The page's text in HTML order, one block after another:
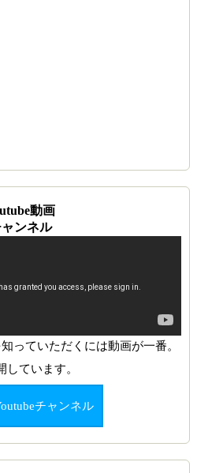
動画
ンネル
っていただくには動画が一番。
しています。
チャンネル